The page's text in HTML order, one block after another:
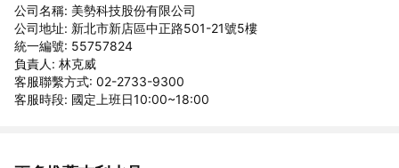
公司名稱: 美勢科技股份有限公司
公司地址: 新北市新店區中正路501-21號5樓
統一編號: 55757824
負責人: 林克威
客服聯繫方式: 02-2733-9300
客服時段: 國定上班日10:00~18:00